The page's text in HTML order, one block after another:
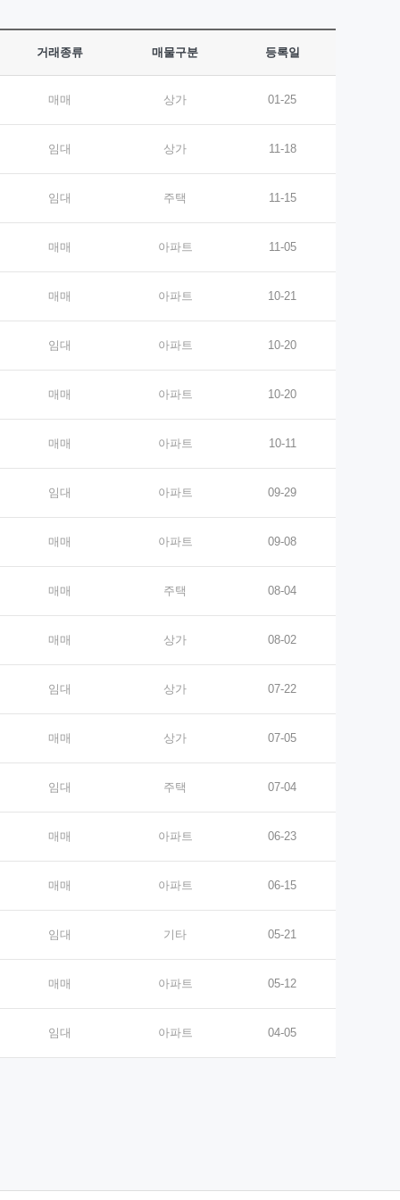
거래종류 매물구분 등록일
매매 상가 01-25
임대 상가 11-18
임대 주택 11-15
매매 아파트 11-05
매매 아파트 10-21
임대 아파트 10-20
매매 아파트 10-20
매매 아파트 10-11
임대 아파트 09-29
매매 아파트 09-08
매매 주택 08-04
매매 상가 08-02
임대 상가 07-22
매매 상가 07-05
임대 주택 07-04
매매 아파트 06-23
매매 아파트 06-15
임대 기타 05-21
매매 아파트 05-12
임대 아파트 04-05